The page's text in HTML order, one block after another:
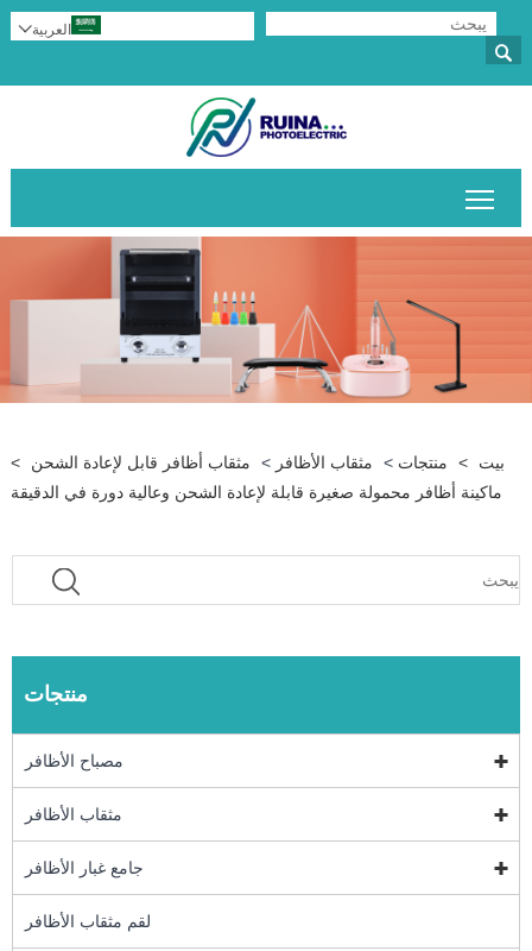

العربية
بيت > منتجات > مثقاب الأظافر > مثقاب أظافر قابل لإعادة الشحن
>
ماكينة أظافر محمولة صغيرة قابلة لإعادة الشحن وعالية دورة في الدقيقة
منتجات
مصباح الأظافر
مثقاب الأظافر
جامع غبار الأظافر
لقم مثقاب الأظافر